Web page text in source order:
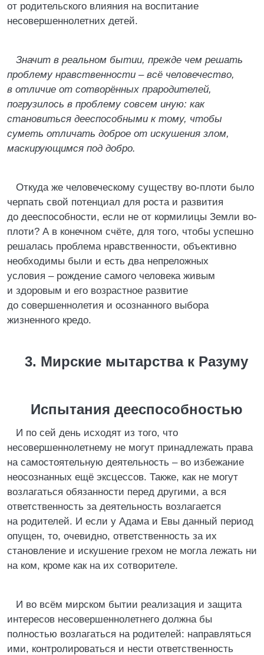
от родительского влияния на воспитание
несовершеннолетних детей.
Значит в реальном бытии, прежде чем решать
проблему нравственности – всё человечество,
в отличие от сотворённых прародителей,
погрузилось в проблему совсем иную: как
становиться дееспособными к тому, чтобы
суметь отличать доброе от искушения злом,
маскирующимся под добро.
Откуда же человеческому существу во-плоти было
черпать свой потенциал для роста и развития
до дееспособности, если не от кормилицы Земли во-
плоти? А в конечном счёте, для того, чтобы успешно
решалась проблема нравственности, объективно
необходимы были и есть два непреложных
условия – рождение самого человека живым
и здоровым и его возрастное развитие
до совершеннолетия и осознанного выбора
жизненного кредо.
3. Мирские мытарства к Разуму
Испытания дееспособностью
И по сей день исходят из того, что
несовершеннолетнему не могут принадлежать права
на самостоятельную деятельность – во избежание
неосознанных ещё эксцессов. Также, как не могут
возлагаться обязанности перед другими, а вся
ответственность за деятельность возлагается
на родителей. И если у Адама и Евы данный период
опущен, то, очевидно, ответственность за их
становление и искушение грехом не могла лежать ни
на ком, кроме как на их сотворителе.
И во всём мирском бытии реализация и защита
интересов несовершеннолетнего должна бы
полностью возлагаться на родителей: направляться
ими, контролироваться и нести ответственность